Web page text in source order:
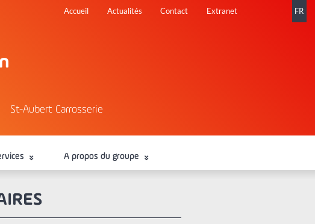
auAccueil Actualités Contact Extranet FR
St-Aubert Carrosserie
A propos du groupe